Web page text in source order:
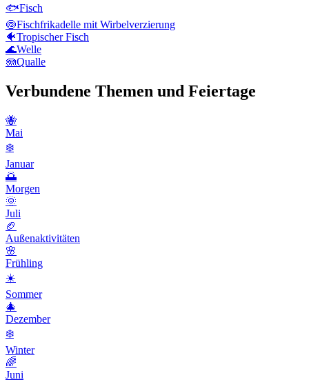
🐟Fisch
🍥Fischfrikadelle mit Wirbelverzierung
🐠Tropischer Fisch
🌊Welle
🪼Qualle
Verbundene Themen und Feiertage
🐝
Mai
❄️
Januar
🌅
Morgen
🌞
Juli
🏈
Außenaktivitäten
🌸
Frühling
☀️
Sommer
🎄
Dezember
❄️
Winter
🌈
Juni